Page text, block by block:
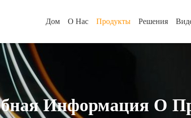
Дом О Нас Продукты Решения
Информация О